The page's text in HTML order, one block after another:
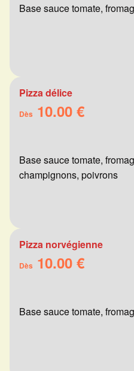
Base sauce tomate,
Pizza délice
Dès 10.00 €
Base sauce tomate,
champignons, poivrons
Pizza norvégienne
Dès 10.00 €
Base sauce tomate,